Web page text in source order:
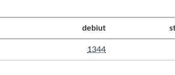
debiut
1344